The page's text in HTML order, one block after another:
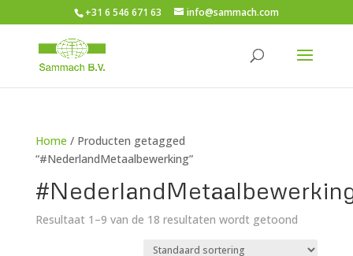
+31 6 546 671 63 info@sammach.com
Home / Producten getagged
“#NederlandMetaalbewerking”
Resultaat 1–9 van de 18 resultaten wordt getoond